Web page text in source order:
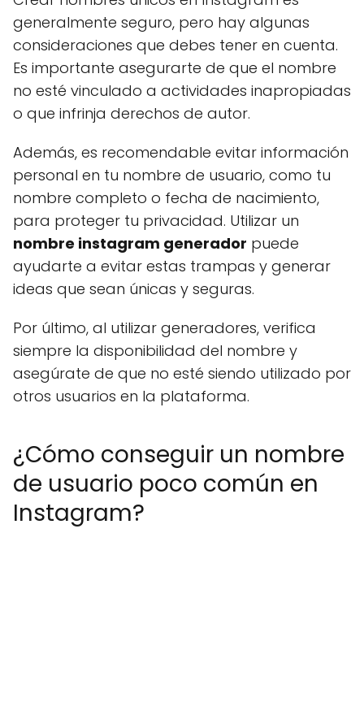
generalmente seguro, pero hay algunas
consideraciones que debes tener en cuenta.
Es importante asegurarte de que el nombre
no esté vinculado a actividades inapropiadas
o que infrinja derechos de autor.
Además, es recomendable evitar información
personal en tu nombre de usuario, como tu
nombre completo o fecha de nacimiento,
para proteger tu privacidad. Utilizar un
nombre instagram generador puede
ayudarte a evitar estas trampas y generar
ideas que sean únicas y seguras.
Por último, al utilizar generadores, verifica
siempre la disponibilidad del nombre y
asegúrate de que no esté siendo utilizado por
otros usuarios en la plataforma.
¿Cómo conseguir un nombre
de usuario poco común en
Instagram?